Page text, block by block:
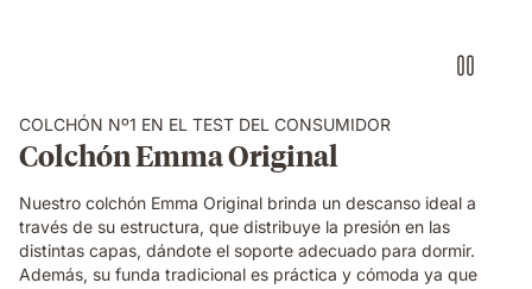
COLCHÓN Nº1 EN EL TEST DEL CONSUMIDOR
Colchón Emma Original
Nuestro colchón Emma Original brinda un descanso ideal a
través de su estructura, que distribuye la presión en las
distintas capas, dándote el soporte adecuado para dormir.
Además, su funda tradicional es práctica y cómoda ya que